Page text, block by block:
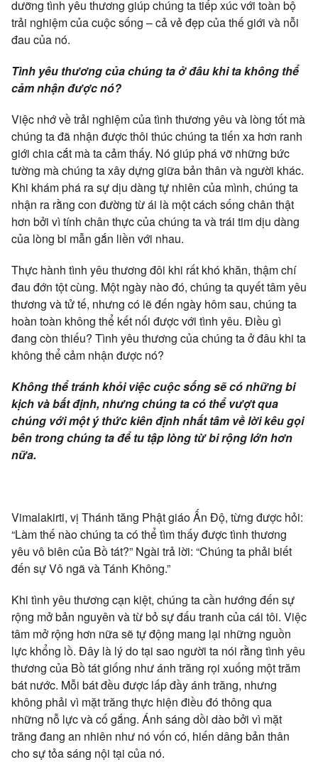
dưỡng tình yêu thương giúp chúng ta tiếp xúc với toàn bộ
trải nghiệm của cuộc sống – cả vẻ đẹp của thế giới và nỗi
đau của nó.
Tình yêu thương của chúng ta ở đâu khi ta không thể
cảm nhận được nó?
Việc nhớ về trải nghiệm của tình thương yêu và lòng tốt mà
chúng ta đã nhận được thôi thúc chúng ta tiến xa hơn ranh
giới chia cắt mà ta cảm thấy. Nó giúp phá vỡ những bức
tường mà chúng ta xây dựng giữa bản thân và người khác.
Khi khám phá ra sự dịu dàng tự nhiên của mình, chúng ta
nhận ra rằng con đường từ ái là một cách sống chân thật
hơn bởi vì tính chân thực của chúng ta và trái tim dịu dàng
của lòng bi mẫn gắn liền với nhau.
Thực hành tình yêu thương đôi khi rất khó khăn, thậm chí
đau đớn tột cùng. Một ngày nào đó, chúng ta quyết tâm yêu
thương và tử tế, nhưng có lẽ đến ngày hôm sau, chúng ta
hoàn toàn không thể kết nối được với tình yêu. Điều gì
đang còn thiếu? Tình yêu thương của chúng ta ở đâu khi ta
không thể cảm nhận được nó?
Không thể tránh khỏi việc cuộc sống sẽ có những bi
kịch và bất định, nhưng chúng ta có thể vượt qua
chúng với một ý thức kiên định nhất tâm về lời kêu gọi
bên trong chúng ta để tu tập lòng từ bi rộng lớn hơn
nữa.
Vimalakirti, vị Thánh tăng Phật giáo Ấn Độ, từng được hỏi:
“Làm thế nào chúng ta có thể tìm thấy được tình thương
yêu vô biên của Bồ tát?” Ngài trả lời: “Chúng ta phải biết
đến sự Vô ngã và Tánh Không.”
Khi tình yêu thương cạn kiệt, chúng ta cần hướng đến sự
rộng mở bản nguyên và từ bỏ sự đấu tranh của cái tôi. Việc
tâm mở rộng hơn nữa sẽ tự động mang lại những nguồn
lực khổng lồ. Đây là lý do tại sao người ta nói rằng tình yêu
thương của Bồ tát giống như ánh trăng rọi xuống một trăm
bát nước. Mỗi bát đều được lấp đầy ánh trăng, nhưng
không phải vì mặt trăng thực hiện điều đó thông qua
những nỗ lực và cố gắng. Ánh sáng dồi dào bởi vì mặt
trăng đang an nhiên như nó vốn có, hiến dâng bản thân
cho sự tỏa sáng nội tại của nó.